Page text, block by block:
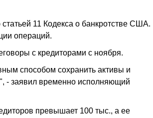
11 Кодекса о банкротстве США.
операций.
с кредиторами с ноября.
способом сохранить активы и
- заявил временно исполняющий
превышает 100 тыс., а ее